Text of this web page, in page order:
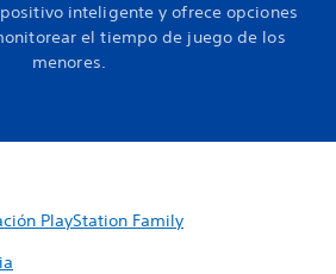
inteligente y ofrece opciones
el tiempo de juego de los
menores.
PlayStation Family